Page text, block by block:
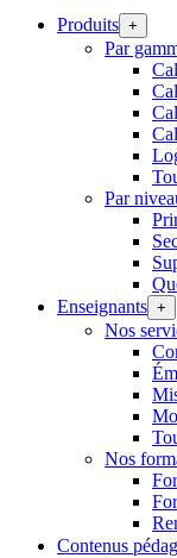
Produits +
Par
Par
Enseignants +
Nos
Nos
Contenus